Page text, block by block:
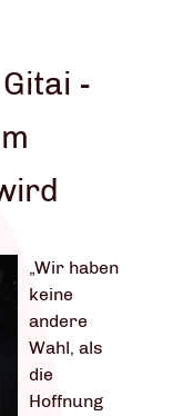
-
„Wir haben
keine
andere
Wahl, als
die
Hoffnung